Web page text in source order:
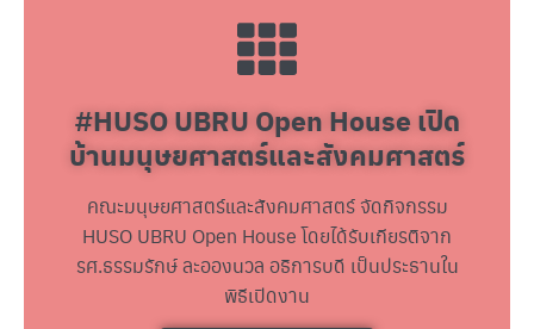
#HUSO UBRU Open House เปิด
บ้านมนุษยศาสตร์และสังคมศาสตร์
คณะมนุษยศาสตร์และสังคมศาสตร์ จัดกิจกรรม
HUSO UBRU Open House โดยได้รับเกียรติจาก
รศ.ธรรมรักษ์ ละอองนวล อธิการบดี เป็นประธานใน
พิธีเปิดงาน